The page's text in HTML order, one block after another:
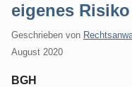
eigenes
Geschrieben von
August 2020
BGH